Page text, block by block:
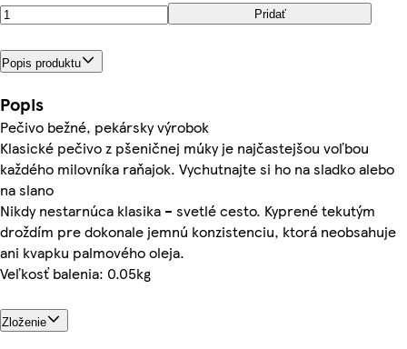
Pridať
Popis produktu
Popis
Pečivo bežné, pekársky výrobok
Klasické pečivo z pšeničnej múky je najčastejšou voľbou
každého milovníka raňajok. Vychutnajte si ho na sladko alebo
na slano
Nikdy nestarnúca klasika – svetlé cesto. Kyprené tekutým
droždím pre dokonale jemnú konzistenciu, ktorá neobsahuje
ani kvapku palmového oleja.
Veľkosť balenia: 0.05kg
Zloženie